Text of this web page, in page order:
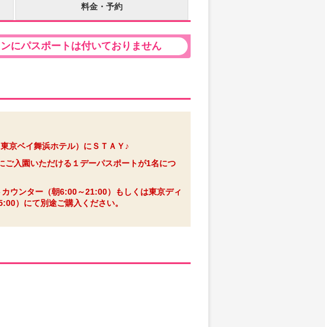
料金・予約
にパスポートは付いておりません
京ベイ舞浜ホテル）にＳＴＡＹ♪
入園いただける１デーパスポートが1名につ
ウンター（朝6:00～21:00）もしくは東京ディ
）にて別途ご購入ください。